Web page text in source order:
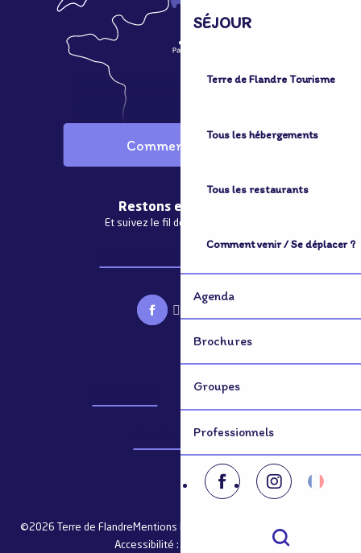
SÉJOUR
Terre de Flandre Tourisme
Tous les hébergements
Tous les restaurants
Comment venir / Se déplacer ?
Agenda
Brochures
Groupes
Professionnels
Comment venir ?
Restons en contact
Et suivez le fil de notre actualité
S'abonner à la newsletter
Groupes
Professionnels
©2026 Terre de Flandre Mentions légales
Consentement
Accessibilité : non conforme